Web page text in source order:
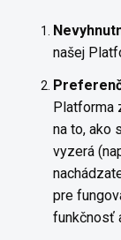
našej
Preferen
Platforma
na to, ako
vyzerá
pre
funkčnosť